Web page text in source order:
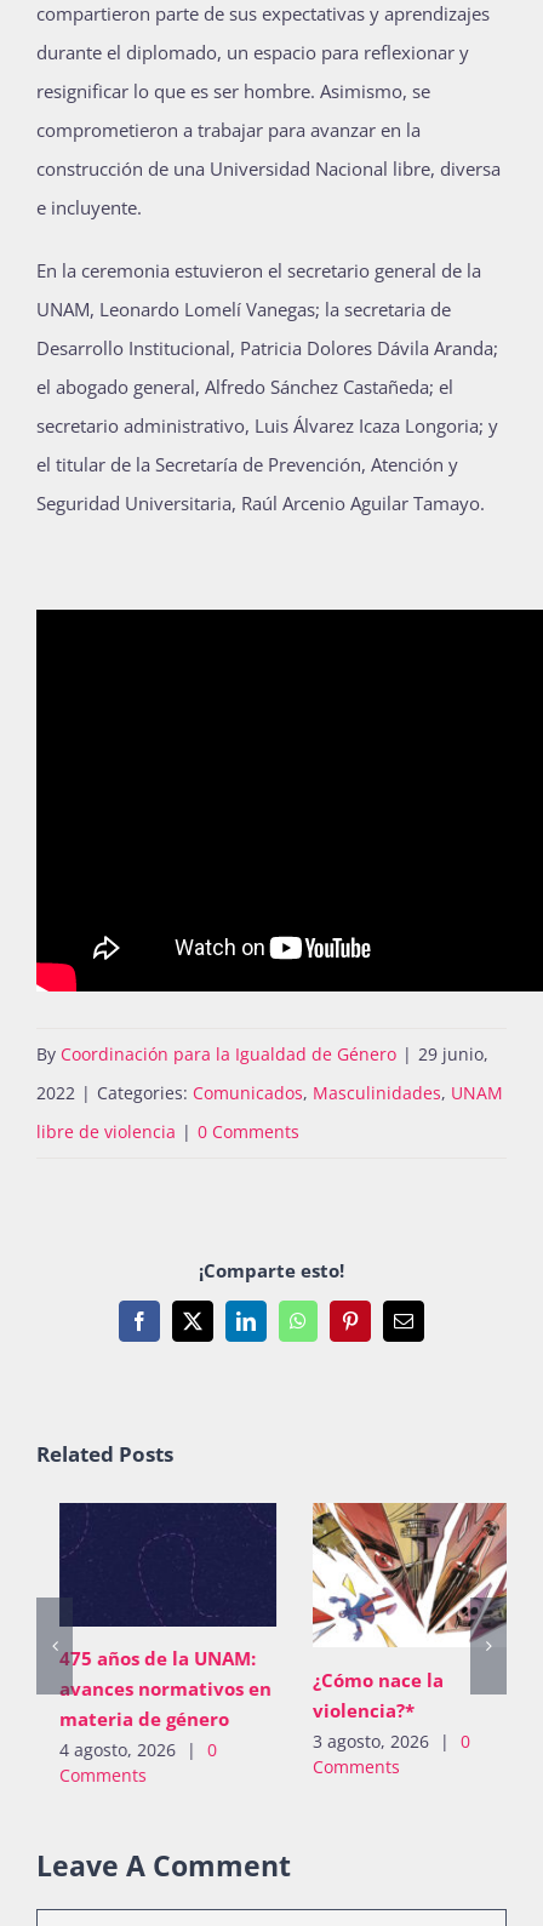
compartieron parte de sus expectativas y aprendizajes
durante el diplomado, un espacio para reflexionar y
resignificar lo que es ser hombre. Asimismo, se
comprometieron a trabajar para avanzar en la
construcción de una Universidad Nacional libre, diversa
e incluyente.
En la ceremonia estuvieron el secretario general de la
UNAM, Leonardo Lomelí Vanegas; la secretaria de
Desarrollo Institucional, Patricia Dolores Dávila Aranda;
el abogado general, Alfredo Sánchez Castañeda; el
secretario administrativo, Luis Álvarez Icaza Longoria; y
el titular de la Secretaría de Prevención, Atención y
Seguridad Universitaria, Raúl Arcenio Aguilar Tamayo.
By Coordinación para la Igualdad de Género | 29 junio,
2022 | Categories: Comunicados, Masculinidades, UNAM
libre de violencia | 0 Comments
¡Comparte esto!
Facebook
X LinkedInWhatsAppPinterestEmail
Related Posts
475 años de la UNAM:
avances normativos en
materia de género
4 agosto, 2026 |
0
Comments
¿Cómo nace la
violencia?*
3 agosto, 2026 |
0
Comments
Leave A Comment